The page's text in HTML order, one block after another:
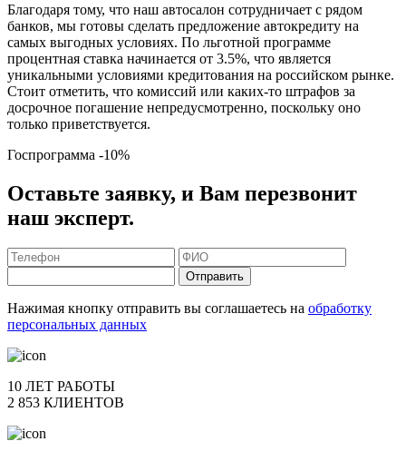
Благодаря тому, что наш автосалон сотрудничает с рядом
банков, мы готовы сделать предложение автокредиту на
самых выгодных условиях. По льготной программе
процентная ставка начинается от 3.5%, что является
уникальными условиями кредитования на российском рынке.
Стоит отметить, что комиссий или каких-то штрафов за
досрочное погашение непредусмотренно, поскольку оно
только приветствуется.
Госпрограмма -10%
Оставьте заявку, и Вам перезвонит
наш эксперт.
Отправить
Нажимая кнопку отправить вы соглашаетесь на обработку
персональных данных
10 ЛЕТ РАБОТЫ
2 853 КЛИЕНТОВ